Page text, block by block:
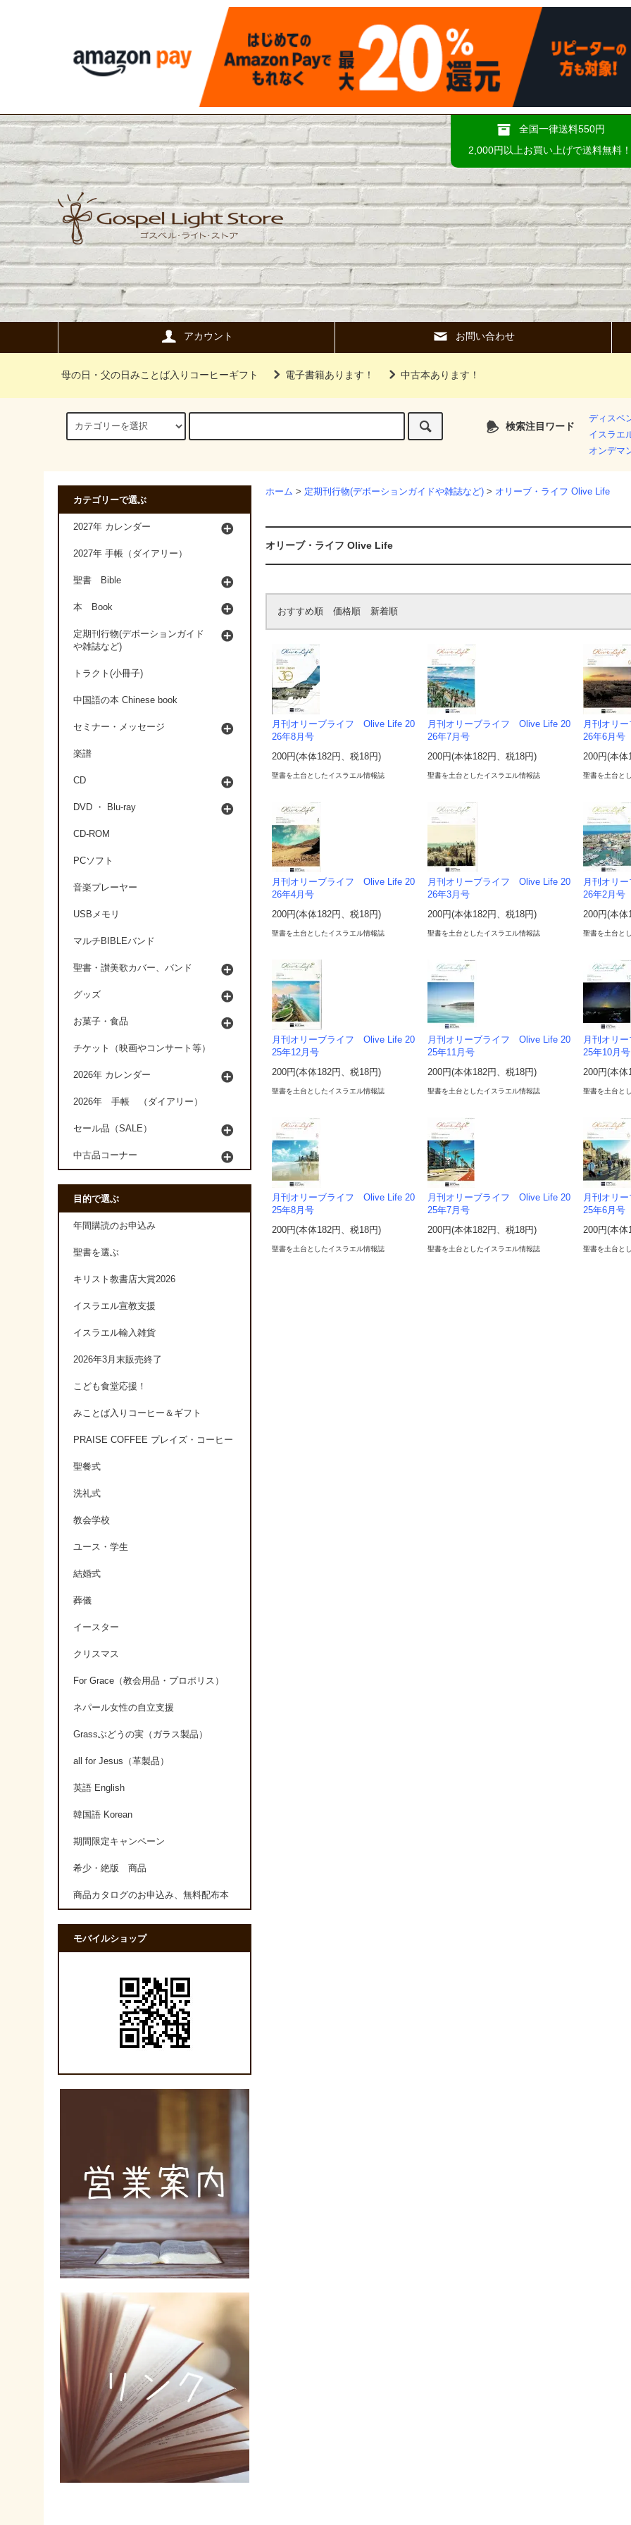
全国一律送料550円
2,000円以上お買い上げで送料無料！
アカウント お問い合わせ
母の日・父の日みことば入りコーヒーギフト 電子書籍あります！ 中古本あります！
検索注目ワード
ディスペ
イスラエ
オンデマ
ホーム > 定期刊行物(デボーションガイドや雑誌など) > オリーブ・ライフ Olive Life
オリーブ・ライフ Olive Life
おすすめ順 価格順 新着順
月刊オリーブライフ Olive Life 20
26年8月号
200円(本体182円、税18円)
聖書を土台としたイスラエル情報誌
月刊オリーブライフ Olive Life 20
26年7月号
200円(本体182円、税18円)
聖書を土台としたイスラエル情報誌
月刊オリ
26年6月号
200円(本体
聖書を土台と
月刊オリーブライフ Olive Life 20
26年4月号
200円(本体182円、税18円)
聖書を土台としたイスラエル情報誌
月刊オリーブライフ Olive Life 20
26年3月号
200円(本体182円、税18円)
聖書を土台としたイスラエル情報誌
月刊オリ
26年2月号
200円(本体
聖書を土台と
月刊オリーブライフ Olive Life 20
25年12月号
200円(本体182円、税18円)
聖書を土台としたイスラエル情報誌
月刊オリーブライフ Olive Life 20
25年11月号
200円(本体182円、税18円)
聖書を土台としたイスラエル情報誌
月刊オリ
25年10月号
200円(本体
聖書を土台と
月刊オリーブライフ Olive Life 20
25年8月号
200円(本体182円、税18円)
聖書を土台としたイスラエル情報誌
月刊オリーブライフ Olive Life 20
25年7月号
200円(本体182円、税18円)
聖書を土台としたイスラエル情報誌
月刊オリ
25年6月号
200円(本体
聖書を土台と
カテゴリーで選ぶ
2027年 カレンダー
2027年 手帳（ダイアリー）
聖書 Bible
本 Book
定期刊行物(デボーションガイド
や雑誌など)
トラクト(小冊子)
中国語の本 Chinese book
セミナー・メッセージ
楽譜
CD
DVD ・ Blu-ray
CD-ROM
PCソフト
音楽プレーヤー
USBメモリ
マルチBIBLEバンド
聖書・讃美歌カバー、バンド
グッズ
お菓子・食品
チケット（映画やコンサート等）
2026年 カレンダー
2026年 手帳 （ダイアリー）
セール品（SALE）
中古品コーナー
目的で選ぶ
年間購読のお申込み
聖書を選ぶ
キリスト教書店大賞2026
イスラエル宣教支援
イスラエル輸入雑貨
2026年3月末販売終了
こども食堂応援！
みことば入りコーヒー＆ギフト
PRAISE COFFEE プレイズ・コーヒー
聖餐式
洗礼式
教会学校
ユース・学生
結婚式
葬儀
イースター
クリスマス
For Grace（教会用品・プロポリス）
ネパール女性の自立支援
Grassぶどうの実（ガラス製品）
all for Jesus（革製品）
英語 English
韓国語 Korean
期間限定キャンペーン
希少・絶版 商品
商品カタログのお申込み、無料配布本
モバイルショップ